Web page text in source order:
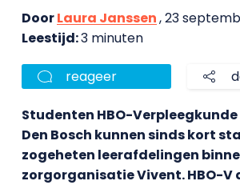
DoorLaura Janssen, 23
Leestijd:3 minuten
reageer
Studenten HBO-Verpleegkunde
Den Bosch kunnen sinds kort
zogeheten leerafdelingen
zorgorganisatie Vivent. HBO-V